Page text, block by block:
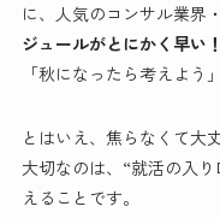
に、人気のコンサル業界
ジュールがとにかく早い！
「秋になったら考えよう
とはいえ、焦らなくて大丈
大切なのは、“就活の入
えることです。